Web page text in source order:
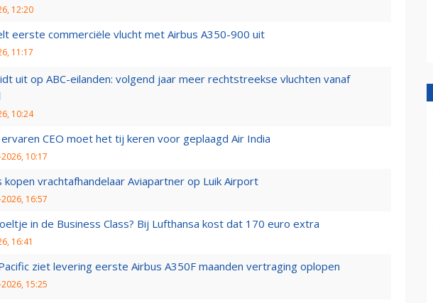
12:20
eerste commerciële vlucht met Airbus A350-900 uit
11:17
uit op ABC-eilanden: volgend jaar meer rechtstreekse vluchten vanaf
10:24
CEO moet het tij keren voor geplaagd Air India
10:17
kopen vrachtafhandelaar Aviapartner op Luik Airport
16:57
in de Business Class? Bij Lufthansa kost dat 170 euro extra
16:41
ziet levering eerste Airbus A350F maanden vertraging oplopen
15:25